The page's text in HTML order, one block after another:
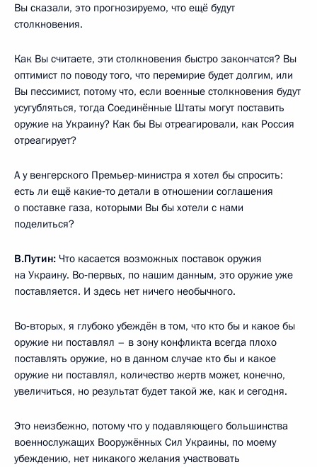
Вы сказали, это прогнозируемо, что ещё будут
столкновения.
Как Вы считаете, эти столкновения быстро закончатся? Вы
оптимист по поводу того, что перемирие будет долгим, или
Вы пессимист, потому что, если военные столкновения будут
усугубляться, тогда Соединённые Штаты могут поставить
оружие на Украину? Как бы Вы отреагировали, как Россия
отреагирует?
А у венгерского Премьер-министра я хотел бы спросить:
есть ли ещё какие‑то детали в отношении соглашения
о поставке газа, которыми Вы бы хотели с нами
поделиться?
В.Путин: Что касается возможных поставок оружия
на Украину. Во‑первых, по нашим данным, это оружие уже
поставляется. И здесь нет ничего необычного.
Во‑вторых, я глубоко убеждён в том, что кто бы и какое бы
оружие ни поставлял – в зону конфликта всегда плохо
поставлять оружие, но в данном случае кто бы и какое
оружие ни поставлял, количество жертв может, конечно,
увеличиться, но результат будет такой же, как и сегодня.
Это неизбежно, потому что у подавляющего большинства
военнослужащих Вооружённых Сил Украины, по моему
убеждению, нет никакого желания участвовать